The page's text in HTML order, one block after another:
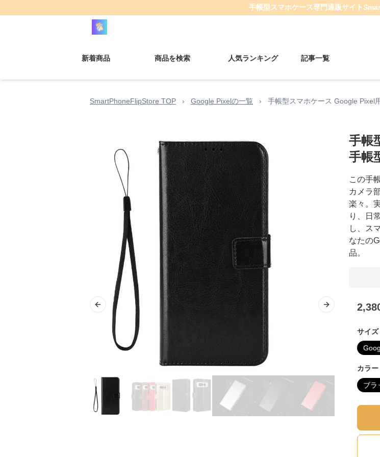
手帳型スマホケース専門通販サイト
新着商品 商品を検索 人気ランキング 記事一覧
SmartPhoneFlipStore TOP › Google Pixelの一覧 › 手帳型スマホケース Google Pixel
Previous slide Next slide
手帳
手帳
この手
カメラ
楽々。
り、日
し、ス
なたの
品。
サイズ
カラー
ブラ